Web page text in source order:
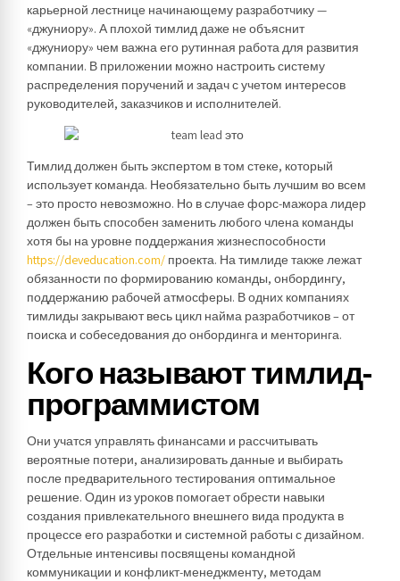
карьерной лестнице начинающему разработчику —
«джуниору». А плохой тимлид даже не объяснит
«джуниору» чем важна его рутинная работа для развития
компании. В приложении можно настроить систему
распределения поручений и задач с учетом интересов
руководителей, заказчиков и исполнителей.
Тимлид должен быть экспертом в том стеке, который
использует команда. Необязательно быть лучшим во всем
– это просто невозможно. Но в случае форс-мажора лидер
должен быть способен заменить любого члена команды
хотя бы на уровне поддержания жизнеспособности
https://deveducation.com/ проекта. На тимлиде также лежат
обязанности по формированию команды, онбордингу,
поддержанию рабочей атмосферы. В одних компаниях
тимлиды закрывают весь цикл найма разработчиков – от
поиска и собеседования до онбординга и менторинга.
Кого называют тимлид-
программистом
Они учатся управлять финансами и рассчитывать
вероятные потери, анализировать данные и выбирать
после предварительного тестирования оптимальное
решение. Один из уроков помогает обрести навыки
создания привлекательного внешнего вида продукта в
процессе его разработки и системной работы с дизайном.
Отдельные интенсивы посвящены командной
коммуникации и конфликт-менеджменту, методам